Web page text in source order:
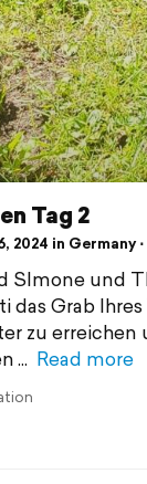
Tag 2
2024 in Germany
SImone und
das Grab
zu erreichen
Read more